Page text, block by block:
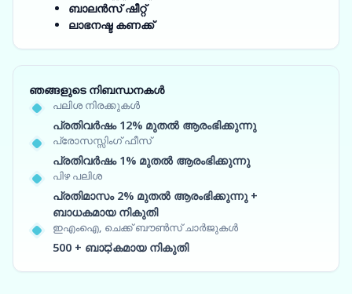
ബാലൻസ് ഷീറ്റ്
ലാഭനഷ്ട കണക്ക്
ഞങ്ങളുടെ നിബന്ധനകൾ
പലിശ നിരക്കുകൾ
പ്രതിവർഷം 12% മുതൽ ആരംഭിക്കുന്നു
പ്രോസസ്സിംഗ് ഫീസ്
പ്രതിവർഷം 1% മുതൽ ആരംഭിക്കുന്നു
പിഴ പലിശ
പ്രതിമാസം 2% മുതൽ ആരംഭിക്കുന്നു +
ബാധകമായ നികുതി
ഇഎംഐ, ചെക്ക് ബൗൺസ് ചാർജുകൾ
500 + ബാಧകമായ നികുതി